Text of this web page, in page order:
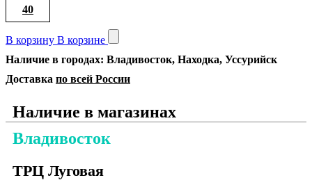
40
В корзину В корзине
Наличие в городах: Владивосток, Находка, Уссурийск
Доставка по всей России
Наличие в магазинах
Владивосток
ТРЦ Луговая